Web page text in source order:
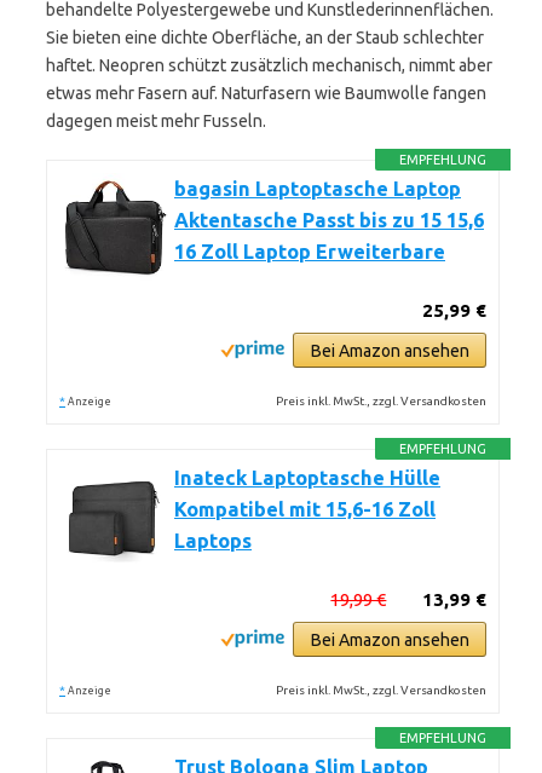
behandelte Polyestergewebe und Kunstlederinnenflächen.
Sie bieten eine dichte Oberfläche, an der Staub schlechter
haftet. Neopren schützt zusätzlich mechanisch, nimmt aber
etwas mehr Fasern auf. Naturfasern wie Baumwolle fangen
dagegen meist mehr Fusseln.
EMPFEHLUNG
bagasin Laptoptasche Laptop
Aktentasche Passt bis zu 15 15,6
16 Zoll Laptop Erweiterbare
25,99 €
Bei Amazon ansehen
* Anzeige Preis inkl. MwSt., zzgl. Versandkosten
EMPFEHLUNG
Inateck Laptoptasche Hülle
Kompatibel mit 15,6-16 Zoll
Laptops
13,99 €
19,99 €
Bei Amazon ansehen
* Anzeige Preis inkl. MwSt., zzgl. Versandkosten
EMPFEHLUNG
Trust Bologna Slim Laptop